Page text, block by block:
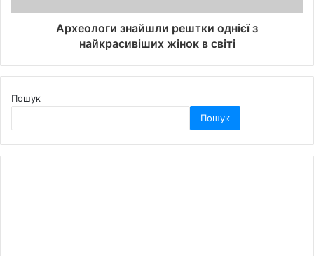
Археологи знайшли рештки однієї з
найкрасивіших жінок в світі
Пошук
Пошук